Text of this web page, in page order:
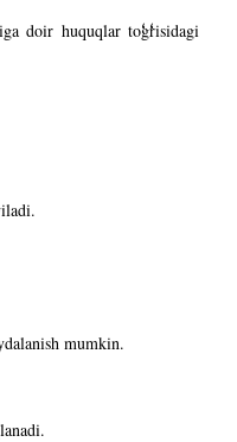
doir huquqlar togrisidagi
mumkin.